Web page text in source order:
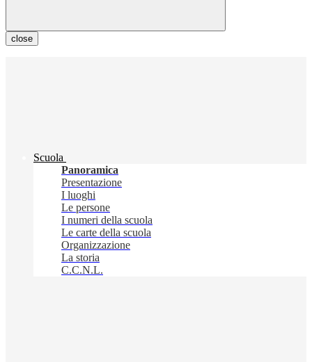
close
Scuola
Panoramica
Presentazione
I luoghi
Le persone
I numeri della scuola
Le carte della scuola
Organizzazione
La storia
C.C.N.L.